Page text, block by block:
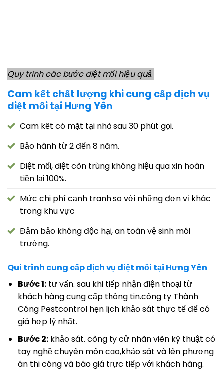
Quy trình các bước diệt mối hiệu quả
Cam kết chất lượng khi cung cấp dịch vụ
diệt mối tại Hưng Yên
Cam kết có mặt tại nhà sau 30 phút gọi.
Bảo hành từ 2 đến 8 năm.
Diệt mối, diệt côn trùng không hiệu qua xin hoàn
tiền lại 100%.
Mức chi phí cạnh tranh so với những đơn vị khác
trong khu vực
Đảm bảo không độc hại, an toàn vệ sinh môi
trường.
Qui trình cung cấp dịch vụ diệt mối tại Hưng Yên
Bước 1:tư vấn. sau khi tiếp nhận điện thoại từ
khách hàng cung cấp thông tin.công ty Thành
Công Pestcontrol hẹn lịch khảo sát thực tế để có
giá hợp lý nhất.
Bước 2:khảo sát. công ty cử nhân viên kỹ thuật có
tay nghề chuyên môn cao,khảo sát và lên phương
án thi công và báo giá trực tiếp với khách hàng.